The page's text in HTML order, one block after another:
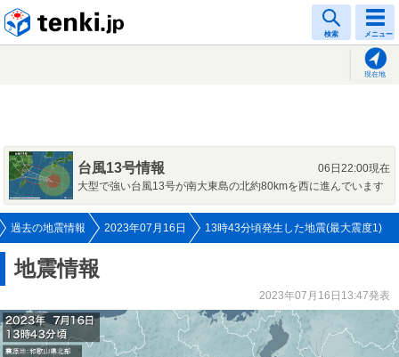
検索 メニュー
現在地
台風13号情報
06日22:00現在
大型で強い台風13号が南大東島の北約80kmを西に進んでいます
過去の地震情報 2023年07月16日 13時43分頃発生した地震(最大震度1)
地震情報
2023年07月16日13:47発表